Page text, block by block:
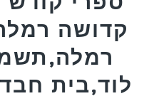
קדושה
לוד,בית